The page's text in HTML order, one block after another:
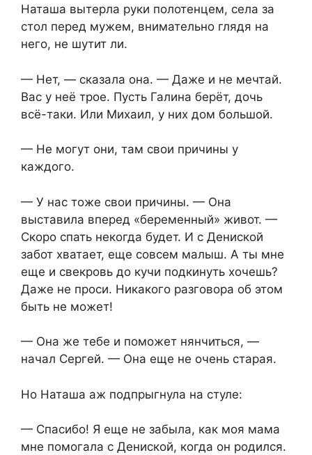
Наташа вытерла руки полотенцем, села за
стол перед мужем, внимательно глядя на
него, не шутит ли.
— Нет, — сказала она. — Даже и не мечтай.
Вас у неё трое. Пусть Галина берёт, дочь
всё-таки. Или Михаил, у них дом большой.
— Не могут они, там свои причины у
каждого.
— У нас тоже свои причины. — Она
выставила вперед «беременный» живот. —
Скоро спать некогда будет. И с Дениской
забот хватает, еще совсем малыш. А ты мне
еще и свекровь до кучи подкинуть хочешь?
Даже не проси. Никакого разговора об этом
быть не может!
— Она же тебе и поможет нянчиться, —
начал Сергей. — Она еще не очень старая.
Но Наташа аж подпрыгнула на стуле:
— Спасибо! Я еще не забыла, как моя мама
мне помогала с Дениской, когда он родился.